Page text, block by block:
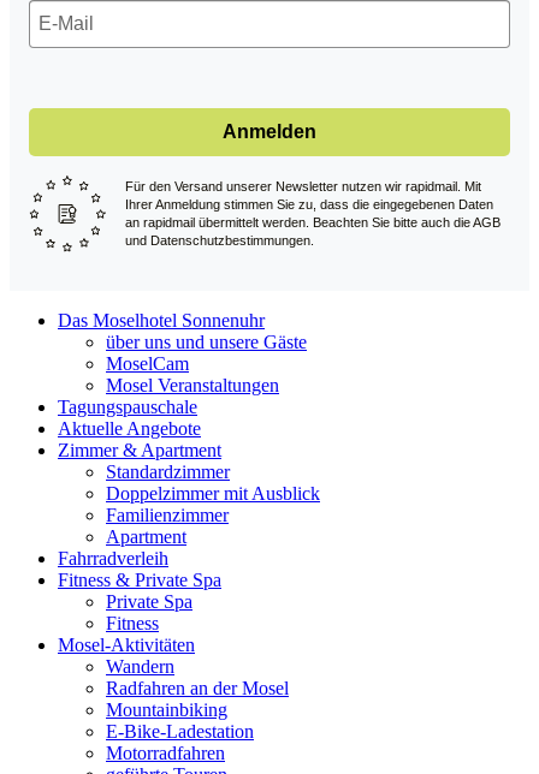
Anmelden
Für den Versand unserer Newsletter nutzen wir rapidmail. Mit
Ihrer Anmeldung stimmen Sie zu, dass die eingegebenen Daten
an rapidmail übermittelt werden. Beachten Sie bitte auch die AGB
und Datenschutzbestimmungen.
Das Moselhotel Sonnenuhr
über uns und unsere Gäste
MoselCam
Mosel Veranstaltungen
Tagungspauschale
Aktuelle Angebote
Zimmer & Apartment
Standardzimmer
Doppelzimmer mit Ausblick
Familienzimmer
Apartment
Fahrradverleih
Fitness & Private Spa
Private Spa
Fitness
Mosel-Aktivitäten
Wandern
Radfahren an der Mosel
Mountainbiking
E-Bike-Ladestation
Motorradfahren